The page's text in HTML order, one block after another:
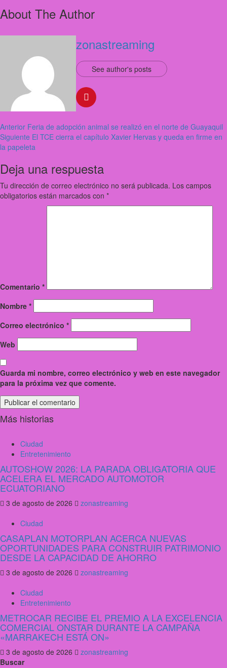
About The Author
zonastreaming
See author's posts
Anterior Feria de adopción animal se realizó en el norte de Guayaquil
Siguiente El TCE cierra el capítulo Xavier Hervas y queda en firme en
la papeleta
Deja una respuesta
Tu dirección de correo electrónico no será publicada. Los campos
obligatorios están marcados con *
Comentario *
Nombre *
Correo electrónico *
Web
Guarda mi nombre, correo electrónico y web en este navegador
para la próxima vez que comente.
Más historias
Ciudad
Entretenimiento
AUTOSHOW 2026: LA PARADA OBLIGATORIA QUE
ACELERA EL MERCADO AUTOMOTOR
ECUATORIANO
3 de agosto de 2026
zonastreaming
Ciudad
CASAPLAN MOTORPLAN ACERCA NUEVAS
OPORTUNIDADES PARA CONSTRUIR PATRIMONIO
DESDE LA CAPACIDAD DE AHORRO
3 de agosto de 2026
zonastreaming
Ciudad
Entretenimiento
METROCAR RECIBE EL PREMIO A LA EXCELENCIA
COMERCIAL ONSTAR DURANTE LA CAMPAÑA
«MARRAKECH ESTÁ ON»
3 de agosto de 2026
zonastreaming
Buscar